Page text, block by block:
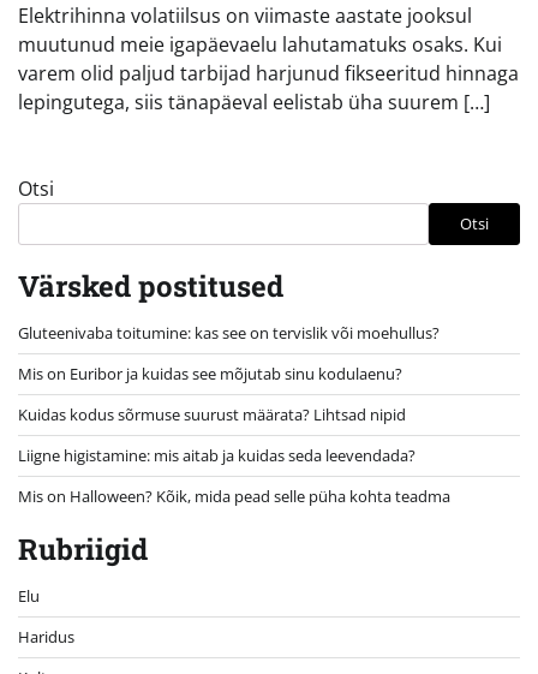
Elektrihinna volatiilsus on viimaste aastate jooksul
muutunud meie igapäevaelu lahutamatuks osaks. Kui
varem olid paljud tarbijad harjunud fikseeritud hinnaga
lepingutega, siis tänapäeval eelistab üha suurem […]
Otsi
Otsi
Värsked postitused
Gluteenivaba toitumine: kas see on tervislik või moehullus?
Mis on Euribor ja kuidas see mõjutab sinu kodulaenu?
Kuidas kodus sõrmuse suurust määrata? Lihtsad nipid
Liigne higistamine: mis aitab ja kuidas seda leevendada?
Mis on Halloween? Kõik, mida pead selle püha kohta teadma
Rubriigid
Elu
Haridus